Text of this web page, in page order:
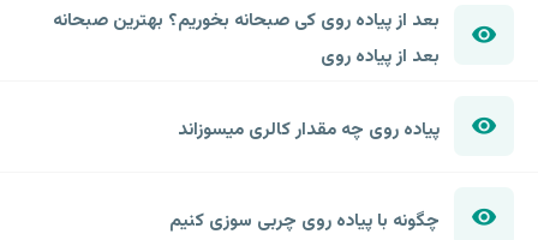
بعد از پیاده روی کی صبحانه بخوریم؟ بهترین صبحانه
بعد از پیاده روی
پیاده روی چه مقدار کالری میسوزاند
چگونه با پیاده روی چربی سوزی کنیم